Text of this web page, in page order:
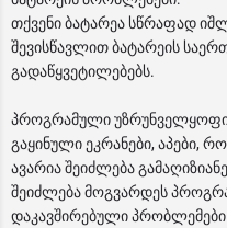
თქვენი ბატარეა სწრაფად
შევისწავლით ბატარეის
გადაწყვეტილებებს.
პროგრამული
გაყინული ეკრანები, აპები,
ავარია შეიძლება
შეიძლება მოგვარდეს
დაკავშირებული